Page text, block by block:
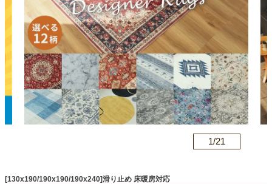
最短発送 冷感ラグ 冷感寝具 ワークデスク ウィルトンラ
カテゴリから探す
ソファ
1/21
[130x190/190x190/190x240]滑り止め 床暖房対応